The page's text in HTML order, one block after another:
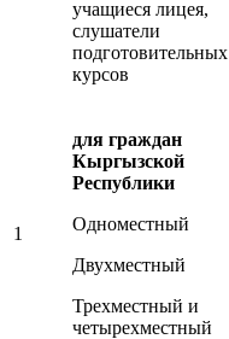
учащиеся лицея,
слушатели
подготовительных
курсов
1
для граждан
Кыргызской
Республики
Одноместный
Двухместный
Трехместный и
четырехместный